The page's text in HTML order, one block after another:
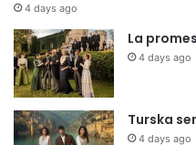
4 days ago
La
4 days ago
Turska
4 days ago